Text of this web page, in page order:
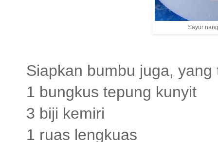
Sayur
Siapkan bumbu juga, yang
1 bungkus tepung kunyit
3 biji kemiri
1 ruas lengkuas